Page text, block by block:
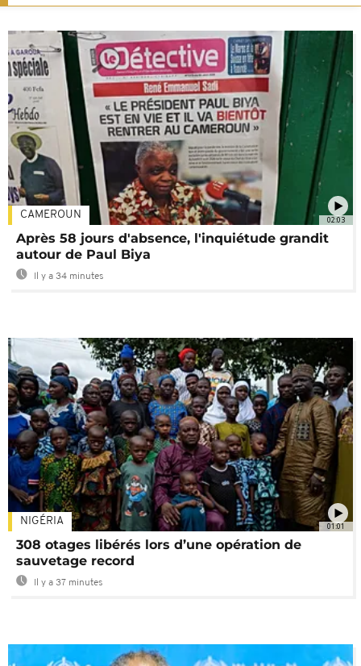
02:03
CAMEROUN
Après 58 jours d'absence, l'inquiétude grandit
autour de Paul Biya
Il y a 34 minutes
01:01
NIGÉRIA
308 otages libérés lors d’une opération de
sauvetage record
Il y a 37 minutes